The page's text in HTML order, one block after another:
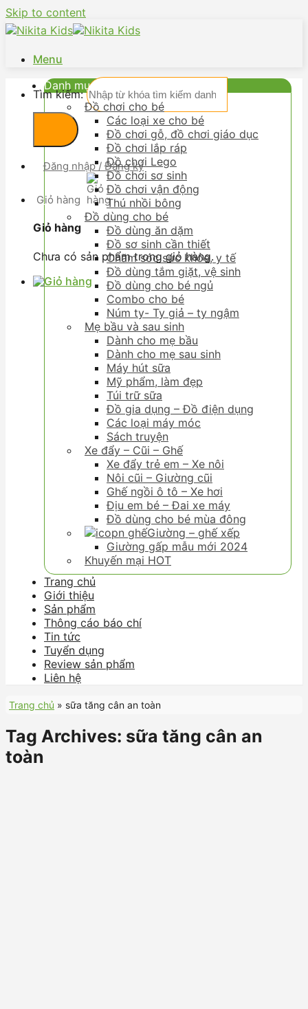
Skip to content
Menu
Tìm kiếm:
Đăng nhập / Đăng ký
Giỏ hàng
Giỏ hàng
Chưa có sản phẩm trong giỏ hàng.
Danh mục
Đồ chơi cho bé
Các loại xe cho bé
Đồ chơi gỗ, đồ chơi giáo dục
Đồ chơi lắp ráp
Đồ chơi Lego
Đồ chơi sơ sinh
Đồ chơi vận động
Thú nhồi bông
Đồ dùng cho bé
Đồ dùng ăn dặm
Đồ sơ sinh cần thiết
Chăm sóc sức khỏe, y tế
Đồ dùng tắm giặt, vệ sinh
Đồ dùng cho bé ngủ
Combo cho bé
Núm ty- Ty giả – ty ngậm
Mẹ bầu và sau sinh
Dành cho mẹ bầu
Dành cho mẹ sau sinh
Máy hút sữa
Mỹ phẩm, làm đẹp
Túi trữ sữa
Đồ gia dụng – Đồ điện dụng
Các loại máy móc
Sách truyện
Xe đẩy – Cũi – Ghế
Xe đẩy trẻ em – Xe nôi
Nôi cũi – Giường cũi
Ghế ngồi ô tô – Xe hơi
Địu em bé – Đai xe máy
Đồ dùng cho bé mùa đông
Giường – ghế xếp
Giường gấp mẫu mới 2024
Khuyến mại HOT
Trang chủ
Giới thiệu
Sản phẩm
Thông cáo báo chí
Tin tức
Tuyển dụng
Review sản phẩm
Liên hệ
Trang chủ » sữa tăng cân an toàn
Tag Archives: sữa tăng cân an
toàn